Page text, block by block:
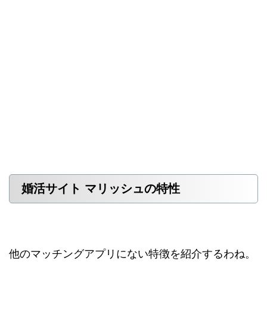
婚活サイト マリッシュの特性
他のマッチングアプリにない特徴を紹介するわね。